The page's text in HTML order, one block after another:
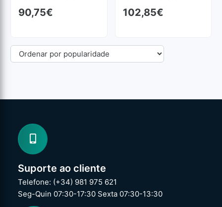
90,75€ 102,85€
Suporte ao cliente
Telefone: (+34) 981 975 621
Seg-Quin 07:30-17:30 Sexta 07:30-13:30